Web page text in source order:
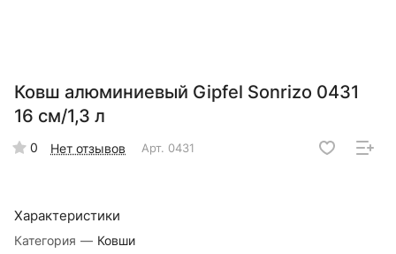
Ковш алюминиевый Gipfel Sonrizo 0431
16 см/1,3 л
0 Нет отзывов Арт. 0431
Характеристики
Категория — Ковши